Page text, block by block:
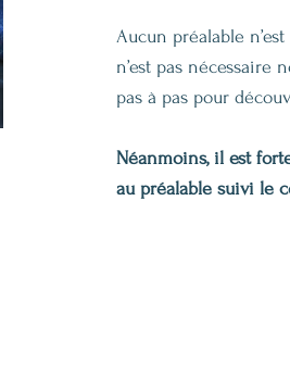
Aucun préalable
n’est pas nécessaire
pas à pas pour
Néanmoins, il est
au préalable suivi le